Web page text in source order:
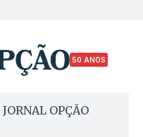
50 ANOS
OPÇÃO